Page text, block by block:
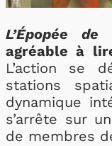
L’Épopée de
agréable à
L’action se
stations
dynamique
s’arrête sur
de membres